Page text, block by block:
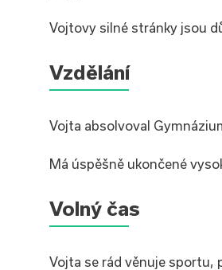
Vojtovy silné stránky jsou
Vzdělání
Vojta absolvoval
Má úspěšně ukončené
Volný čas
Vojta se rád věnuje sportu,